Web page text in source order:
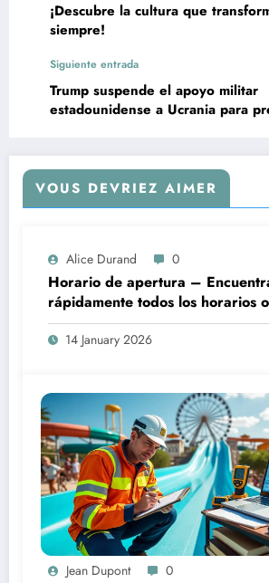
¡Descubre la cultura que
siempre!
Siguiente entrada
Trump suspende el apoyo militar
estadounidense a Ucrania para
VOUS DEVRIEZ AIMER
Alice Durand 0
Horario de apertura –
rápidamente todos los horarios
de apertura
14 January 2026
Jean Dupont 0